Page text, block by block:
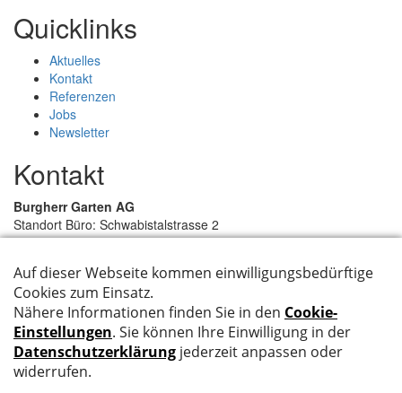
Quicklinks
Aktuelles
Kontakt
Referenzen
Jobs
Newsletter
Kontakt
Burgherr Garten AG
Standort Büro: Schwabistalstrasse 2
Postadresse: Grittengasse 20
5037 Muhen
062 723 26 26
079 288 90 84
info@burgherr-garten.ch
Rechtliches